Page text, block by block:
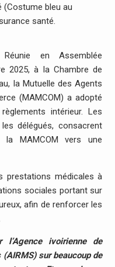
(Costume bleu au
santé.
en Assemblée
2025, à la Chambre de
la Mutuelle des Agents
(MAMCOM) a adopté
intérieur. Les
délégués, consacrent
la MAMCOM vers une
prestations médicales à
sociales portant sur
afin de renforcer les
ivoirienne de
sur beaucoup de